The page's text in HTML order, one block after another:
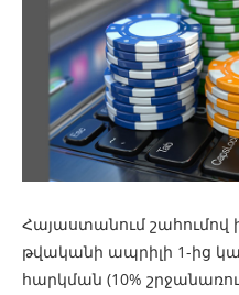
Հայաստանում շահումով
թվականի ապրիլի 1-ից
հարկման (10%